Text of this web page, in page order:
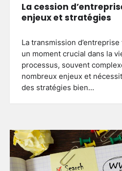
La cession
enjeux et stratégies
La transmission
un moment crucial dans la
processus, souvent
nombreux enjeux et
des stratégies bien…